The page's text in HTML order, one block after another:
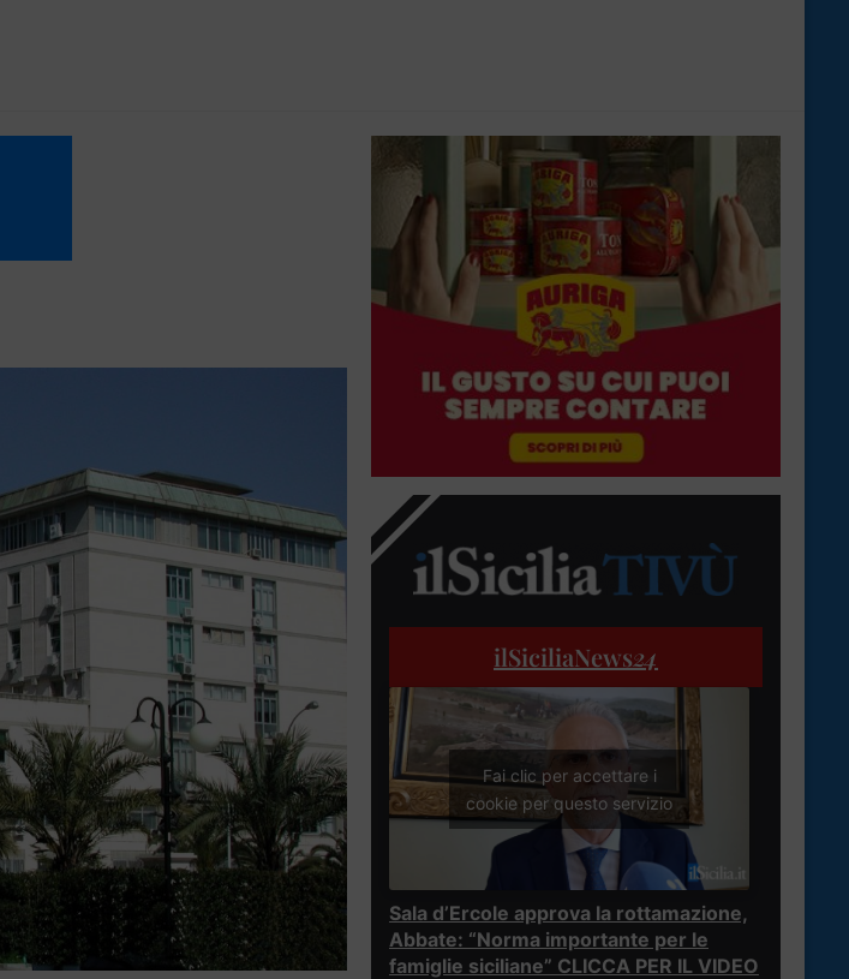
ilSiciliaNews24
Fai clic per accettare i
cookie per questo servizio
Sala d’Ercole approva la rottamazione,
Abbate: “Norma importante per le
famiglie siciliane” CLICCA PER IL VIDEO